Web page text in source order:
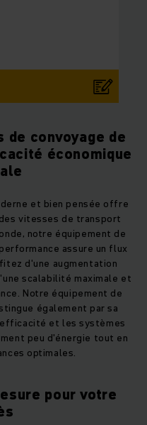
convoyage de
économique
et bien pensée offre
vitesses de transport
notre équipement de
assure un flux
d'une augmentation
scalabilité maximale et
Notre équipement de
également par sa
et les systèmes
peu d'énergie tout en
optimales.
pour votre